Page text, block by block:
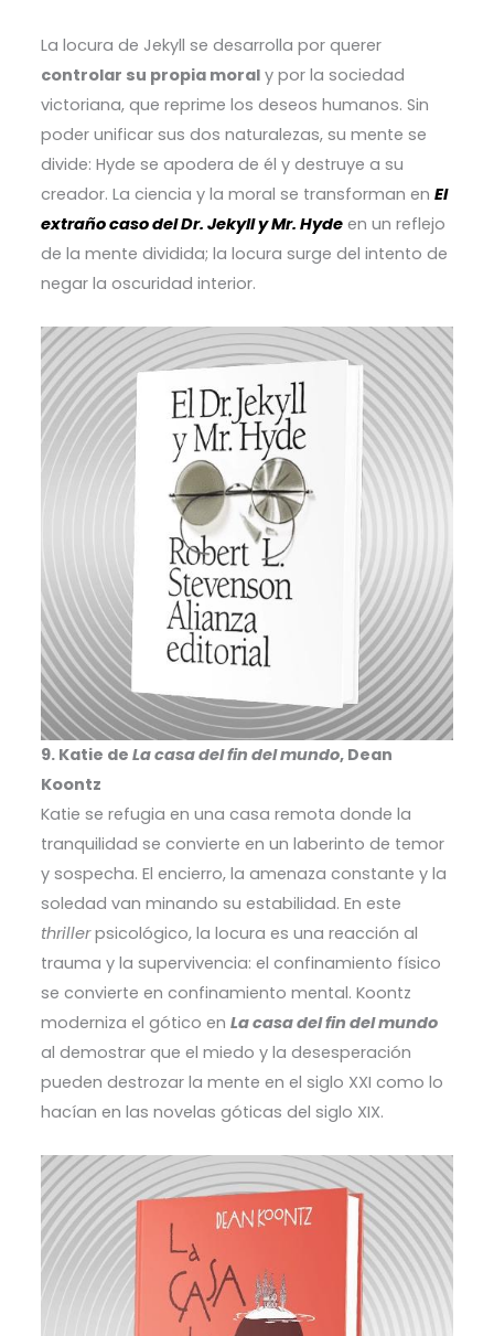
La locura de Jekyll se desarrolla por querer
controlar su propia moraly por la sociedad
victoriana, que reprime los deseos humanos. Sin
poder unificar sus dos naturalezas, su mente se
divide: Hyde se apodera de él y destruye a su
creador. La ciencia y la moral se transforman en El
extraño caso del Dr. Jekyll y Mr. Hydeen un reflejo
de la mente dividida; la locura surge del intento de
negar la oscuridad interior.
9. Katie de La casa del fin del mundo, Dean
Koontz
Katie se refugia en una casa remota donde la
tranquilidad se convierte en un laberinto de temor
y sospecha. El encierro, la amenaza constante y la
soledad van minando su estabilidad. En este
thrillerpsicológico, la locura es una reacción al
trauma y la supervivencia: el confinamiento físico
se convierte en confinamiento mental. Koontz
moderniza el gótico en La casa del fin del mundo
al demostrar que el miedo y la desesperación
pueden destrozar la mente en el siglo XXI como lo
hacían en las novelas góticas del siglo XIX.